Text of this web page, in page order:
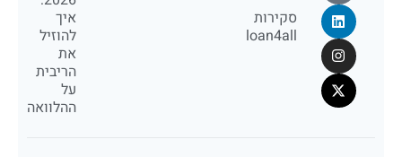
סקירות
loan4all
איך
להוזיל
את
הריבית
על
ההלוואה